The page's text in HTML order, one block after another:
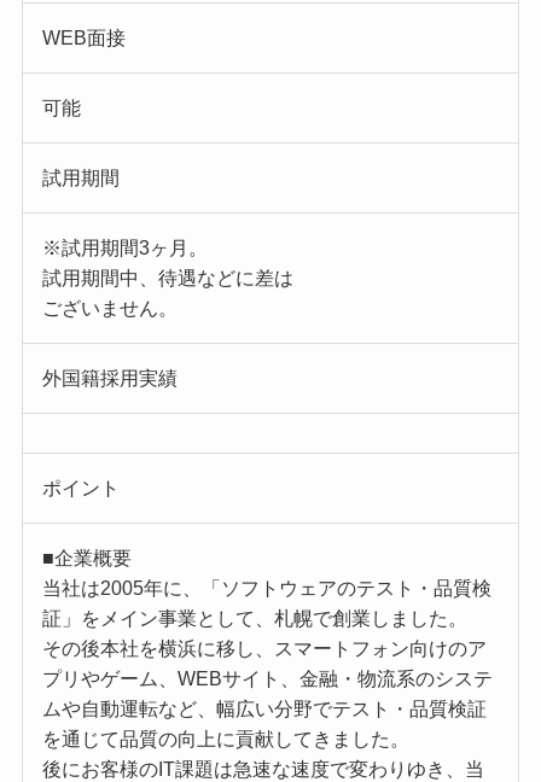
WEB面接
可能
試用期間
※試用期間3ヶ月。
試用期間中、待遇などに差は
ございません。
外国籍採用実績
ポイント
■企業概要
当社は2005年に、「ソフトウェアのテスト・品質検
証」をメイン事業として、札幌で創業しました。
その後本社を横浜に移し、スマートフォン向けのア
プリやゲーム、WEBサイト、金融・物流系のシステ
ムや自動運転など、幅広い分野でテスト・品質検証
を通じて品質の向上に貢献してきました。
後にお客様のIT課題は急速な速度で変わりゆき、当